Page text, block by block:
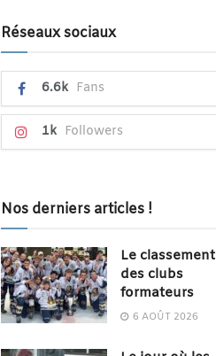
Réseaux sociaux
6.6k Fans
1k Followers
Nos derniers articles !
Le classement
des clubs
formateurs
6 AOÛT 2026